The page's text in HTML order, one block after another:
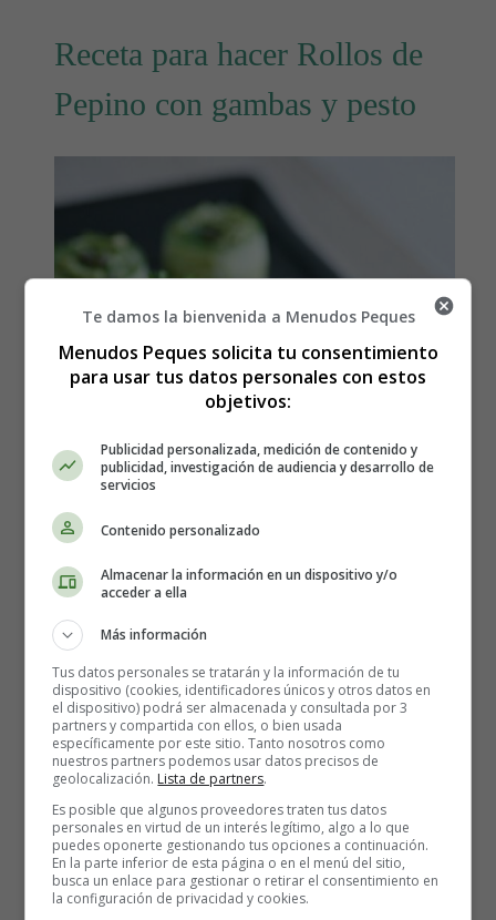
Receta para hacer Rollos de
Pepino con gambas y pesto
Detalles
Escrito por:Estefanía Morera
Categoría:Ensaladas y Entrantes
Última actualización: 20 Junio 2020
Leer más: Receta para hacer Rollos de Pepino con
gambas y pesto
Te damos la bienvenida a Menudos Peques
Menudos Peques solicita tu consentimiento
para usar tus datos personales con estos
objetivos:
Publicidad personalizada, medición de contenido y
publicidad, investigación de audiencia y desarrollo de
servicios
Contenido personalizado
Almacenar la información en un dispositivo y/o
acceder a ella
Más información
Tus datos personales se tratarán y la información de tu
dispositivo (cookies, identificadores únicos y otros datos en
el dispositivo) podrá ser almacenada y consultada por 3
partners y compartida con ellos, o bien usada
específicamente por este sitio. Tanto nosotros como
nuestros partners podemos usar datos precisos de
geolocalización. Lista de partners.
Es posible que algunos proveedores traten tus datos
personales en virtud de un interés legítimo, algo a lo que
puedes oponerte gestionando tus opciones a continuación.
En la parte inferior de esta página o en el menú del sitio,
busca un enlace para gestionar o retirar el consentimiento en
la configuración de privacidad y cookies.